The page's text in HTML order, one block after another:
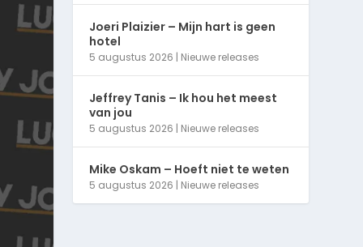
Joeri Plaizier – Mijn hart is geen
hotel
5 augustus 2026 | Nieuwe releases
Jeffrey Tanis – Ik hou het meest
van jou
5 augustus 2026 | Nieuwe releases
Mike Oskam – Hoeft niet te weten
5 augustus 2026 | Nieuwe releases